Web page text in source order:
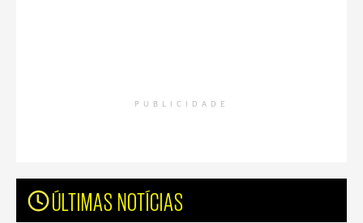
PUBLICIDADE
ÚLTIMAS NOTÍCIAS